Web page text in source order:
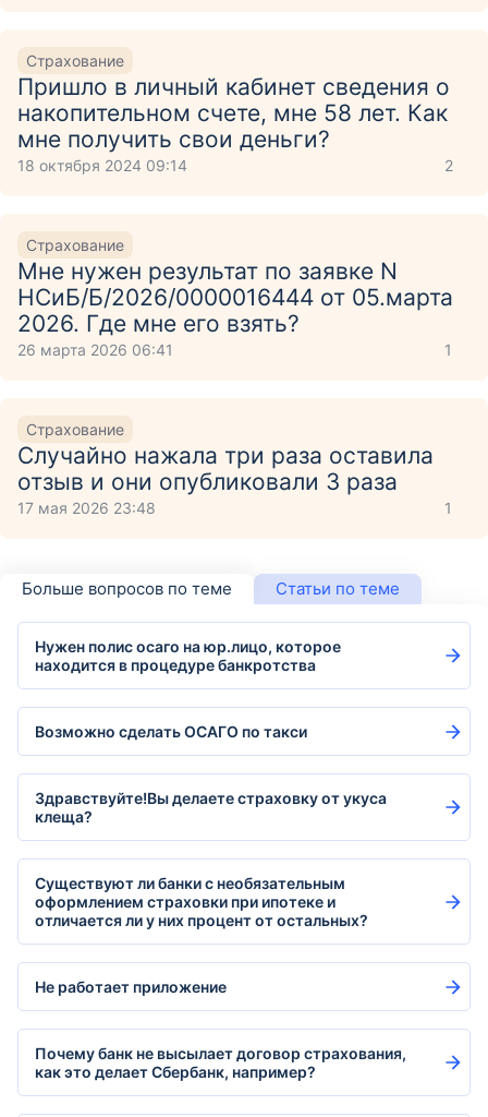
Страхование
Пришло в личный кабинет сведения о
накопительном счете, мне 58 лет. Как
мне получить свои деньги?
18 октября 2024 09:14 2
Страхование
Мне нужен результат по заявке N
НСиБ/Б/2026/0000016444 от 05.марта
2026. Где мне его взять?
26 марта 2026 06:41 1
Страхование
Случайно нажала три раза оставила
отзыв и они опубликовали 3 раза
17 мая 2026 23:48 1
Больше вопросов по теме Статьи по теме
Нужен полис осаго на юр.лицо, которое
находится в процедуре банкротства
Возможно сделать ОСАГО по такси
Здравствуйте!Вы делаете страховку от укуса
клеща?
Существуют ли банки с необязательным
оформлением страховки при ипотеке и
отличается ли у них процент от остальных?
Не работает приложение
Почему банк не высылает договор страхования,
как это делает Сбербанк, например?